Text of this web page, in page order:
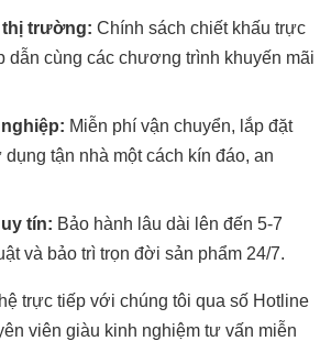
thị trường: Chính sách chiết khấu trực
dẫn cùng các chương trình khuyến mãi
Miễn phí vận chuyển, lắp đặt
tận nhà một cách kín đáo, an
tín: Bảo hành lâu dài lên đến 5-7
và bảo trì trọn đời sản phẩm 24/7.
trực tiếp với chúng tôi qua số Hotline
viên giàu kinh nghiệm tư vấn miễn